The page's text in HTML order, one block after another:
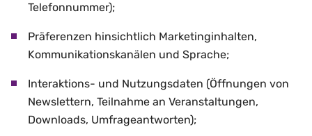
Telefonnummer);
Präferenzen hinsichtlich Marketinginhalten,
Kommunikationskanälen und Sprache;
Interaktions- und Nutzungsdaten (Öffnungen von
Newslettern, Teilnahme an Veranstaltungen,
Downloads, Umfrageantworten);